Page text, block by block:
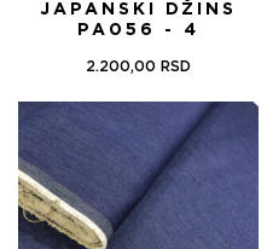
JAPANSKI DŽINS
PA056 - 4
2.200,00 RSD